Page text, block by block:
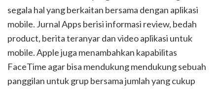
segala hal yang berkaitan bersama dengan aplikasi
mobile. Jurnal Apps berisi informasi review, bedah
product, berita teranyar dan video aplikasi untuk
mobile. Apple juga menambahkan kapabilitas
FaceTime agar bisa mendukung mendukung sebuah
panggilan untuk grup bersama jumlah yang cukup